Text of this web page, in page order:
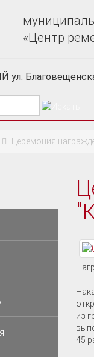
«Центр
Церемония
из
45